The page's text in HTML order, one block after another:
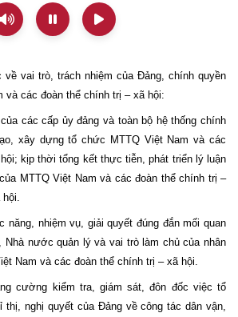
về vai trò, trách nhiệm của Đảng, chính quyền
và các đoàn thể chính trị – xã hội:
các cấp ủy đảng và toàn bộ hệ thống chính
xây dựng tổ chức MTTQ Việt Nam và các
kịp thời tổng kết thực tiễn, phát triển lý luận
MTTQ Việt Nam và các đoàn thể chính trị –
năng, nhiệm vụ, giải quyết đúng đắn mối quan
Nhà nước quản lý và vai trò làm chủ của nhân
Nam và các đoàn thể chính trị – xã hội.
cường kiểm tra, giám sát, đôn đốc việc tổ
nghị quyết của Đảng về công tác dân vận,